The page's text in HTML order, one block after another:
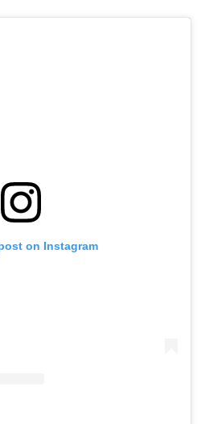
on Instagram